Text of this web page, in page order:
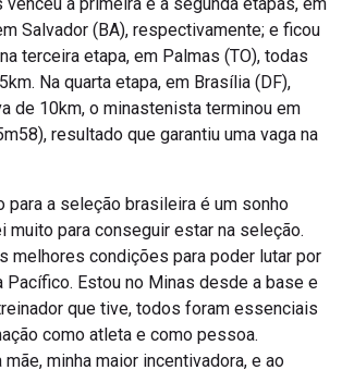
Salvador (BA), respectivamente; e ficou
terceira etapa, em Palmas (TO), todas
Na quarta etapa, em Brasília (DF),
de 10km, o minastenista terminou em
resultado que garantiu uma vaga na
para a seleção brasileira é um sonho
muito para conseguir estar na seleção.
melhores condições para poder lutar por
Pacífico. Estou no Minas desde a base e
que tive, todos foram essenciais
como atleta e como pessoa.
minha maior incentivadora, e ao